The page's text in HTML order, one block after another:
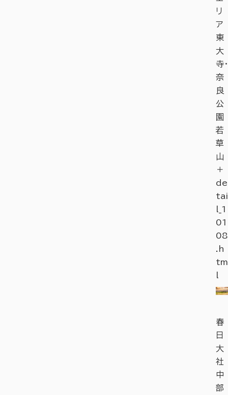
リ
ア
東
大
寺・
奈
良
公
園
若
草
山
＋
de
tai
l_1
01
08
.h
tm
春
日
大
社
中
部